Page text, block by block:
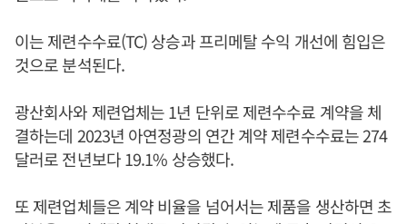
이는 제련수수료(TC) 상승과 프리메탈 수익 개선에 힘입은
것으로 분석된다.
광산회사와 제련업체는 1년 단위로 제련수수료 계약을 체
결하는데 2023년 아연정광의 연간 계약 제련수수료는 274
달러로 전년보다 19.1% 상승했다.
또 제련업체들은 계약 비율을 넘어서는 제품을 생산하면 초